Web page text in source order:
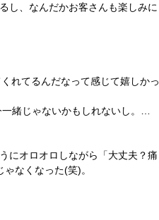
し、なんだかお客さんも楽しみに
れてるんだなって感じて嬉しかっ
緒じゃないかもしれないし。…
にオロオロしながら「大丈夫？痛
なくなった(笑)。